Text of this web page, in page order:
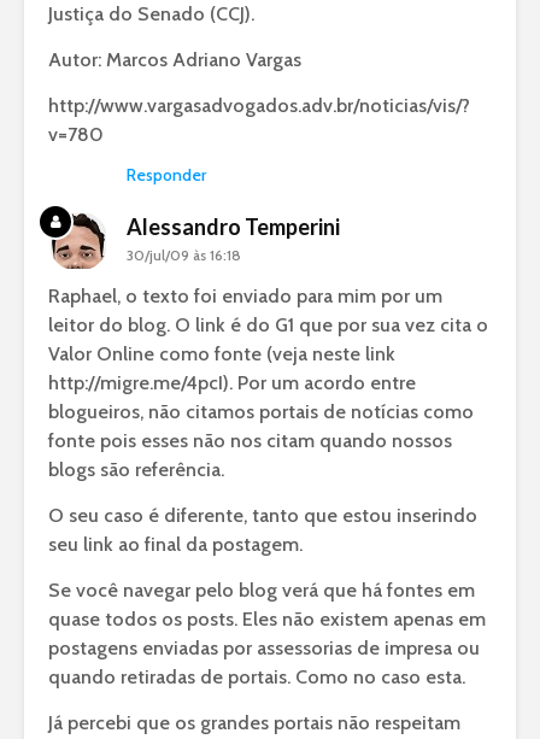
Justiça do Senado (CCJ).
Autor: Marcos Adriano Vargas
http://www.vargasadvogados.adv.br/noticias/vis/?
v=780
Responder
Alessandro Temperini
30/jul/09 às 16:18
Raphael, o texto foi enviado para mim por um
leitor do blog. O link é do G1 que por sua vez cita o
Valor Online como fonte (veja neste link
http://migre.me/4pcI). Por um acordo entre
blogueiros, não citamos portais de notícias como
fonte pois esses não nos citam quando nossos
blogs são referência.
O seu caso é diferente, tanto que estou inserindo
seu link ao final da postagem.
Se você navegar pelo blog verá que há fontes em
quase todos os posts. Eles não existem apenas em
postagens enviadas por assessorias de impresa ou
quando retiradas de portais. Como no caso esta.
Já percebi que os grandes portais não respeitam